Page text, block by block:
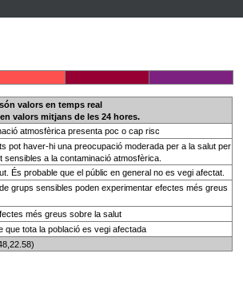
valors en temps real
valors mitjans de les 24 hores.
atmosfèrica presenta poc o cap risc
pot haver-hi una preocupació moderada per a la salut per
a la contaminació atmosfèrica.
És probable que el públic en general no es vegi afectat.
grups sensibles poden experimentar efectes més greus
més greus sobre la salut
que tota la població es vegi afectada